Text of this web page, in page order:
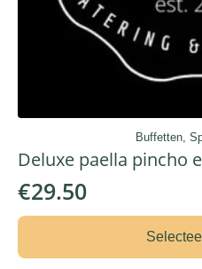
Buffetten,
Deluxe paella pincho
€29.50